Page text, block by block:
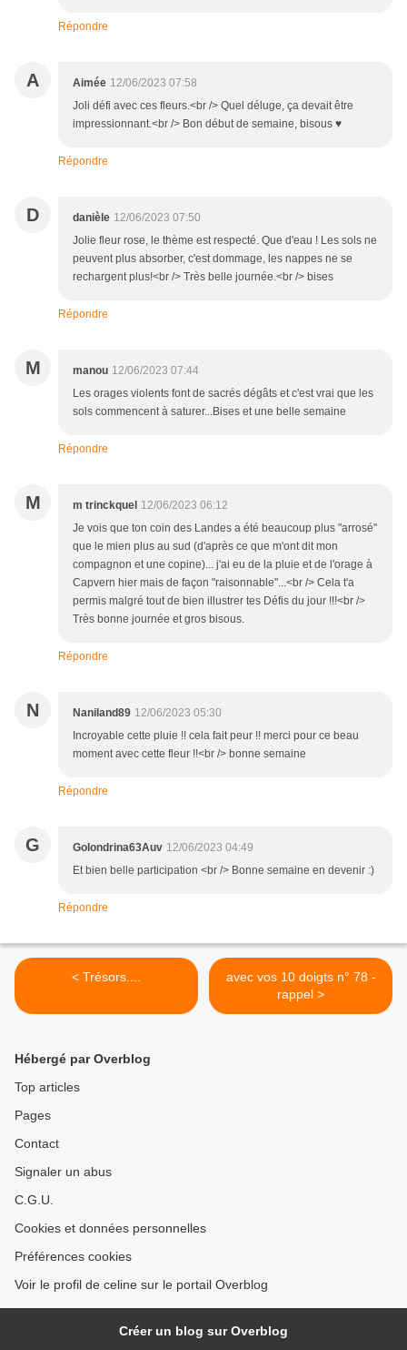
Répondre
A Aimée 12/06/2023 07:58
Joli défi avec ces fleurs.<br /> Quel déluge, ça devait être
impressionnant.<br /> Bon début de semaine, bisous ♥
Répondre
D danièle 12/06/2023 07:50
Jolie fleur rose, le thème est respecté. Que d'eau ! Les sols ne
peuvent plus absorber, c'est dommage, les nappes ne se
rechargent plus!<br /> Très belle journée.<br /> bises
Répondre
M manou 12/06/2023 07:44
Les orages violents font de sacrés dégâts et c'est vrai que les
sols commencent à saturer...Bises et une belle semaine
Répondre
M m trinckquel 12/06/2023 06:12
Je vois que ton coin des Landes a été beaucoup plus "arrosé"
que le mien plus au sud (d'après ce que m'ont dit mon
compagnon et une copine)... j'ai eu de la pluie et de l'orage à
Capvern hier mais de façon "raisonnable"...<br /> Cela t'a
permis malgré tout de bien illustrer tes Défis du jour !!!<br />
Très bonne journée et gros bisous.
Répondre
N Naniland89 12/06/2023 05:30
Incroyable cette pluie !! cela fait peur !! merci pour ce beau
moment avec cette fleur !!<br /> bonne semaine
Répondre
G Golondrina63Auv 12/06/2023 04:49
Et bien belle participation <br /> Bonne semaine en devenir :)
Répondre
< Trésors....
avec vos 10 doigts n° 78 -
rappel >
Hébergé par Overblog
Top articles
Pages
Contact
Signaler un abus
C.G.U.
Cookies et données personnelles
Préférences cookies
Voir le profil de celine sur le portail Overblog
Créer un blog sur Overblog